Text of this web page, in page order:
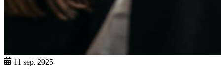
11 sep. 2025